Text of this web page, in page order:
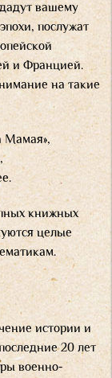
вашему
послужат
и Францией.
на такие
Мамая»,
книжных
целые
истории и
20 лет
военно-